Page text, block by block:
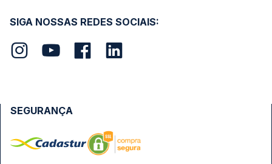
SIGA NOSSAS REDES SOCIAIS:
SEGURANÇA